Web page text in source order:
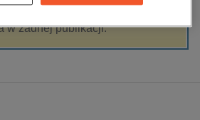
technologie, informatyka
informacyjne
w żadnej publikacji.